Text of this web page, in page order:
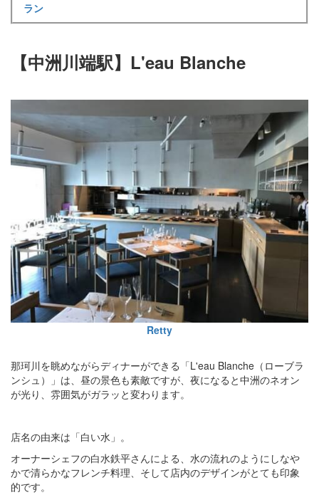
ラン
【中洲川端駅】L'eau Blanche
Retty
那珂川を眺めながらディナーができる「L'eau Blanche（ローブラ
ンシュ）」は、昼の景色も素敵ですが、夜になると中洲のネオン
が光り、雰囲気がガラッと変わります。
店名の由来は「白い水」。
オーナーシェフの白水鉄平さんによる、水の流れのようにしなや
かで清らかなフレンチ料理、そして店内のデザインがとても印象
的です。